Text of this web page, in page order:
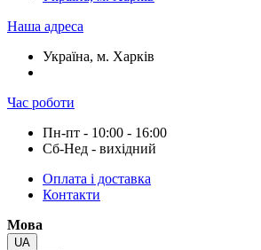
Наша адреса
Україна, м. Харків
Час роботи
Пн-пт - 10:00 - 16:00
Сб-Нед - вихідний
Оплата і доставка
Контакти
Мова
UA